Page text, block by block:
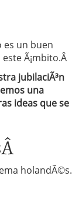
Antes de
propia
es un buen
Ã¡mbito.Â
jubilaciÃ³n
una
ideas que se
holandÃ©s.